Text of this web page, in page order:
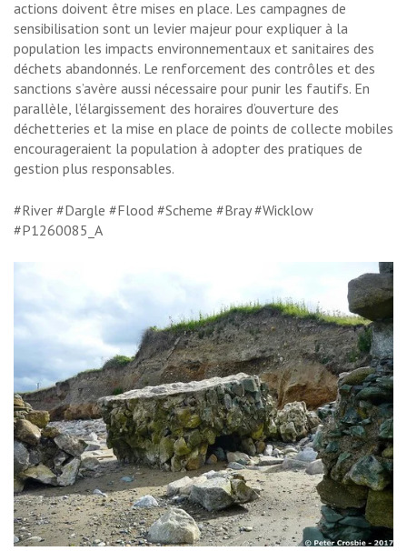
actions doivent être mises en place. Les campagnes de
sensibilisation sont un levier majeur pour expliquer à la
population les impacts environnementaux et sanitaires des
déchets abandonnés. Le renforcement des contrôles et des
sanctions s’avère aussi nécessaire pour punir les fautifs. En
parallèle, l’élargissement des horaires d’ouverture des
déchetteries et la mise en place de points de collecte mobiles
encourageraient la population à adopter des pratiques de
gestion plus responsables.
#River #Dargle #Flood #Scheme #Bray #Wicklow
#P1260085_A